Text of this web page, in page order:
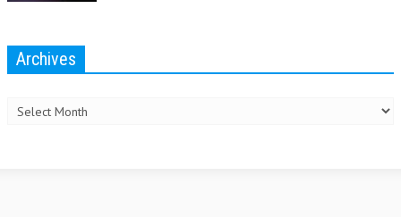
SICUREZZA SUL LAVORO
Archives